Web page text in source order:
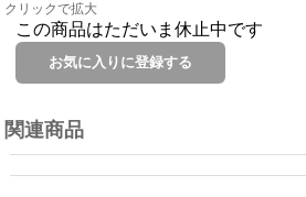
クリックで拡大
この商品はただいま休止中です
関連商品